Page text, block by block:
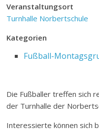
Veranstaltungsort
Turnhalle Norbertschule
Kategorien
Fußball-
Die Fußballer treffen sich
der Turnhalle der
Interessierte können sich